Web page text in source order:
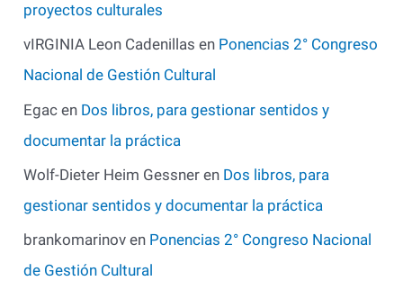
proyectos culturales
vIRGINIA Leon Cadenillas en Ponencias 2° Congreso
Nacional de Gestión Cultural
Egac en Dos libros, para gestionar sentidos y
documentar la práctica
Wolf-Dieter Heim Gessner en Dos libros, para
gestionar sentidos y documentar la práctica
brankomarinov en Ponencias 2° Congreso Nacional
de Gestión Cultural